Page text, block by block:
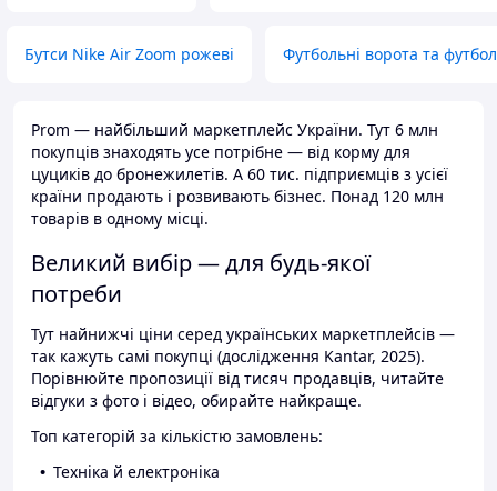
Бутси Nike Air Zoom рожеві Футбольні ворота та
Prom — найбільший маркетплейс України. Тут 6 млн
покупців знаходять усе потрібне — від корму для
цуциків до бронежилетів. А 60 тис. підприємців з усієї
країни продають і розвивають бізнес. Понад 120 млн
товарів в одному місці.
Великий вибір — для будь-якої
потреби
Тут найнижчі ціни серед українських маркетплейсів —
так кажуть самі покупці (дослідження Kantar, 2025).
Порівнюйте пропозиції від тисяч продавців, читайте
відгуки з фото і відео, обирайте найкраще.
Топ категорій за кількістю замовлень:
Техніка й електроніка